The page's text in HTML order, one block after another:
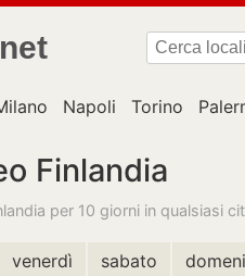
net
Napoli Torino
Finlandia
per 10 giorni in qualsiasi
venerdì sabato